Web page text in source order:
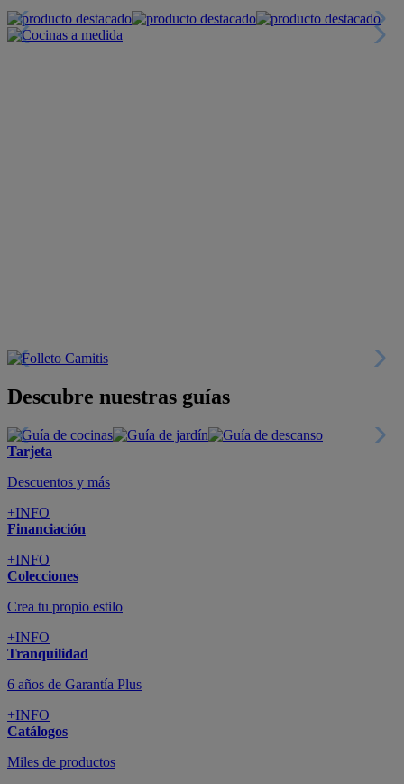
Descubre nuestras guías
Tarjeta
Descuentos y más
+INFO
Financiación
+INFO
Colecciones
Crea tu propio estilo
+INFO
Tranquilidad
6 años de Garantía Plus
+INFO
Catálogos
Miles de productos